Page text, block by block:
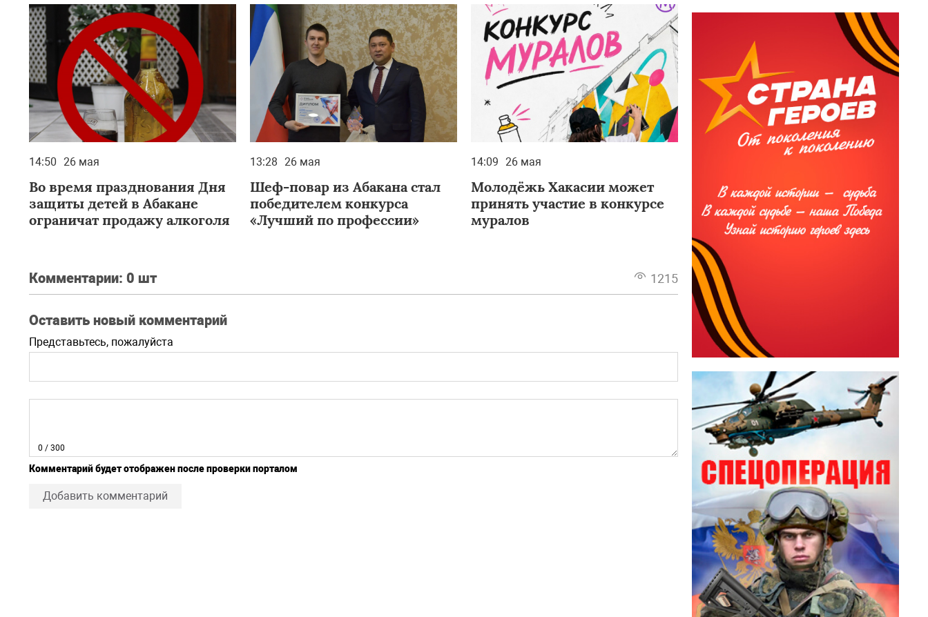
14:50 26 мая
Во время празднования Дня
защиты детей в Абакане
ограничат продажу алкоголя
13:28 26 мая
Шеф-повар из Абакана стал
победителем конкурса
«Лучший по профессии»
14:09 26 мая
Молодёжь Хакасии может
принять участие в конкурсе
муралов
Комментарии: 0 шт 1215
Оставить новый комментарий
Представьтесь, пожалуйста
0 / 300
Комментарий будет отображен после проверки порталом
Добавить комментарий